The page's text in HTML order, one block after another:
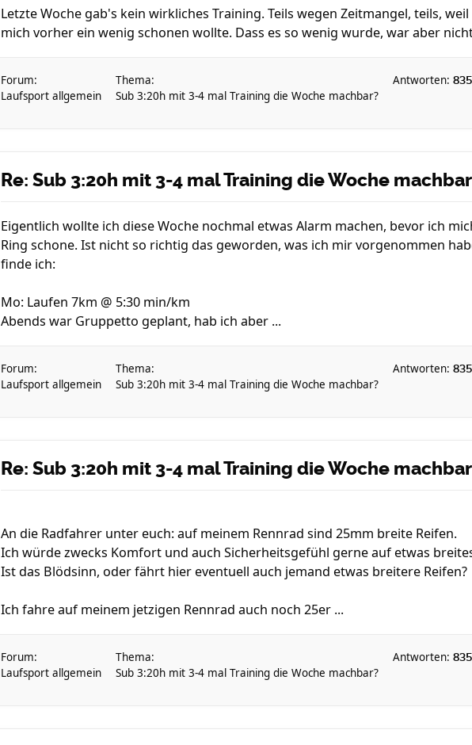
Letzte Woche gab's kein wirkliches Training. Teils wegen Zeitmangel, teils,
mich vorher ein wenig schonen wollte. Dass es so wenig wurde, war aber
Forum:
Laufsport allgemein
Thema:
Sub 3:20h mit 3-4 mal Training die Woche machbar?
Antworten:
Re: Sub 3:20h mit 3-4 mal Training die Woche
Eigentlich wollte ich diese Woche nochmal etwas Alarm machen, bevor ich
Ring schone. Ist nicht so richtig das geworden, was ich mir vorgenommen
finde ich:
Mo: Laufen 7km @ 5:30 min/km
Abends war Gruppetto geplant, hab ich aber ...
Forum:
Laufsport allgemein
Thema:
Sub 3:20h mit 3-4 mal Training die Woche machbar?
Antworten:
Re: Sub 3:20h mit 3-4 mal Training die Woche
An die Radfahrer unter euch: auf meinem Rennrad sind 25mm breite Reifen.
Ich würde zwecks Komfort und auch Sicherheitsgefühl gerne auf etwas
Ist das Blödsinn, oder fährt hier eventuell auch jemand etwas breitere Reifen?
Ich fahre auf meinem jetzigen Rennrad auch noch 25er ...
Forum:
Laufsport allgemein
Thema:
Sub 3:20h mit 3-4 mal Training die Woche machbar?
Antworten: